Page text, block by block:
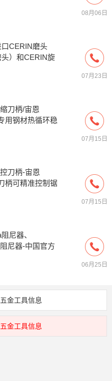
08月06日
CERIN磨头
头）和CERIN旋
授权总代
07月23日
刀柄/宙恩
用钢材热循环稳
07月15日
刀柄-宙恩
柄可精准控制锯
07月15日
尼器、
尼器-中国官方
06月25日
金工具信息
金工具信息